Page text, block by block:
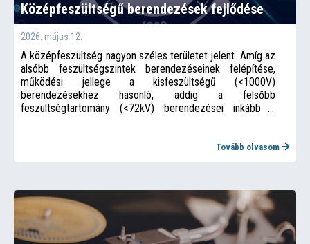
Középfeszültségű berendezések fejlődése
2026. május 12.
A középfeszültség nagyon széles területet jelent. Amíg az
alsóbb feszültségszintek berendezéseinek felépítése,
működési jellege a kisfeszültségű (<1000V)
berendezésekhez hasonló, addig a felsőbb
feszültségtartomány (<72kV) berendezései inkább a
lehetséges. Úgy gondoljuk, hogy az elmúlt időszakban
megtárgyalását.
Tovább olvasom